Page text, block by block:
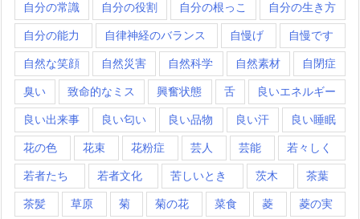
自分の常識 自分の役割 自分の根っこ 自分の生き方
自分の能力 自律神経のバランス 自慢げ 自慢です
自然な笑顔 自然災害 自然科学 自然素材 自閉症
臭い 致命的なミス 興奮状態 舌 良いエネルギー
良い出来事 良い匂い 良い品物 良い汗 良い睡眠
花の色 花束 花粉症 芸人 芸能 若々しく
若者たち 若者文化 苦しいとき 茨木 茶葉
茶髪 草原 菊 菊の花 菜食 菱 菱の実